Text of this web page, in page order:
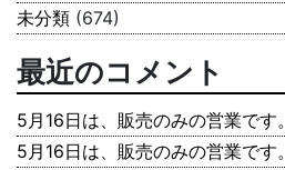
未分類 (674)
最近のコメント
5月16日は、販売のみの営業です。
5月16日は、販売のみの営業です。